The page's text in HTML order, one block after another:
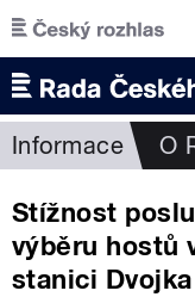
Přejít k hlavnímu
Informace O
Stížnost
výběru hostů
stanici